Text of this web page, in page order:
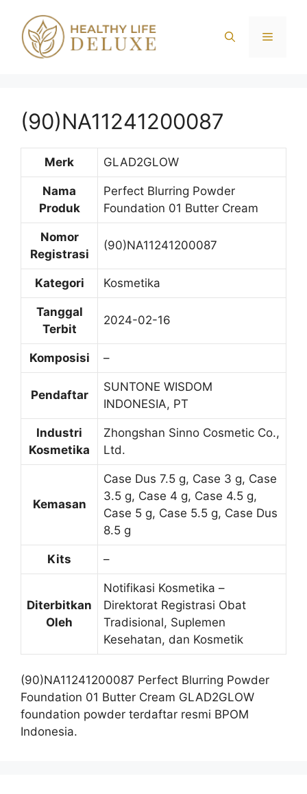
Menu
(90)NA11241200087
Merk GLAD2GLOW
Nama
Produk
Perfect Blurring Powder
Foundation 01 Butter Cream
Nomor
Registrasi
(90)NA11241200087
Kategori Kosmetika
Tanggal
Terbit
2024-02-16
Komposisi –
Pendaftar
SUNTONE WISDOM
INDONESIA, PT
Industri
Kosmetika
Zhongshan Sinno Cosmetic Co.,
Ltd.
Kemasan
Case Dus 7.5 g, Case 3 g, Case
3.5 g, Case 4 g, Case 4.5 g,
Case 5 g, Case 5.5 g, Case Dus
8.5 g
Kits –
Diterbitkan
Oleh
Notifikasi Kosmetika –
Direktorat Registrasi Obat
Tradisional, Suplemen
Kesehatan, dan Kosmetik
(90)NA11241200087 Perfect Blurring Powder
Foundation 01 Butter Cream GLAD2GLOW
foundation powder terdaftar resmi BPOM
Indonesia.